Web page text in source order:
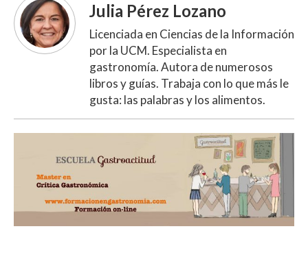
Julia Pérez Lozano
Licenciada en Ciencias de la Información
por la UCM. Especialista en
gastronomía. Autora de numerosos
libros y guías. Trabaja con lo que más le
gusta: las palabras y los alimentos.